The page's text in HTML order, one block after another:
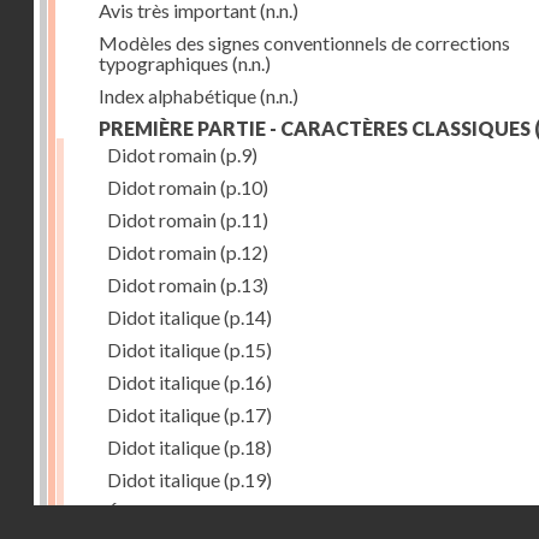
Avis très important(n.n.)
Modèles des signes conventionnels de corrections
typographiques (n.n.)
Index alphabétique(n.n.)
PREMIÈRE PARTIE - CARACTÈRES CLASSIQUES
Didot romain(p.9)
Didot romain(p.10)
Didot romain(p.11)
Didot romain(p.12)
Didot romain(p.13)
Didot italique(p.14)
Didot italique(p.15)
Didot italique(p.16)
Didot italique(p.17)
Didot italique(p.18)
Didot italique(p.19)
Égyptienne(p.20)